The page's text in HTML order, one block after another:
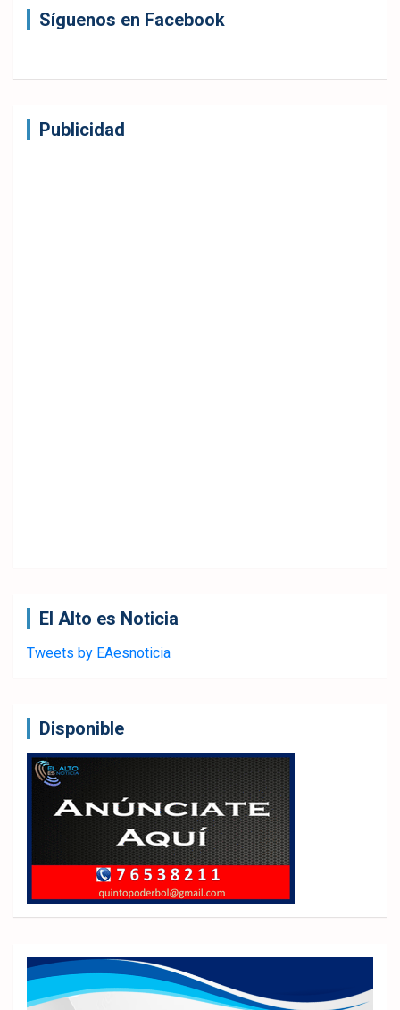
Síguenos en Facebook
Publicidad
El Alto es Noticia
Tweets by EAesnoticia
Disponible